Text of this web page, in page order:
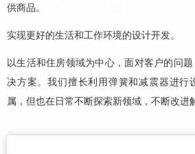
供商品。
实现更好的生活和工作环境的设计开发。
以生活和住房领域为中心，面对客户的问
决方案。我们擅长利用弹簧和减震器进行
属，但也在日常不断探索新领域，不断改进